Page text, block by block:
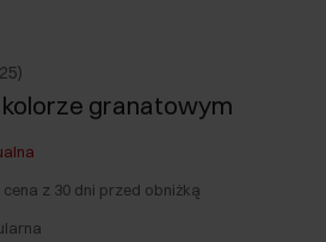
granatowym
cena z 30 dni przed obniżką